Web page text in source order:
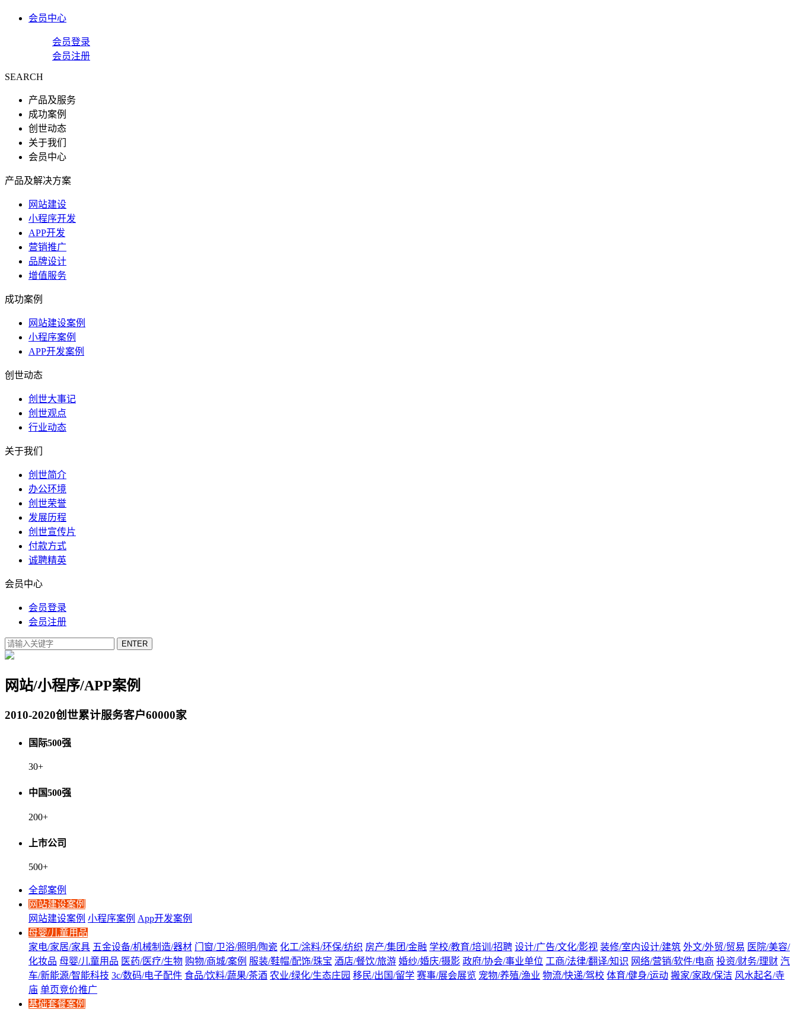
会员中心
会员登录
会员注册
SEARCH
产品及服务
成功案例
创世动态
关于我们
会员中心
产品及解决方案
网站建设
小程序开发
APP开发
营销推广
品牌设计
增值服务
成功案例
网站建设案例
小程序案例
APP开发案例
创世动态
创世大事记
创世观点
行业动态
关于我们
创世简介
办公环境
创世荣誉
发展历程
创世宣传片
付款方式
诚聘精英
会员中心
会员登录
会员注册
网站/小程序/APP案例
2010-2020创世累计服务客户60000家
国际500强
30+
中国500强
200+
上市公司
500+
全部案例
网站建设案例
网站建设案例 小程序案例 App开发案例
母婴/儿童用品
家电/家居/家具 五金设备/机械制造/器材 门窗/卫浴/照明/陶瓷 化工/涂料/环保/纺织 房产/集团/金融 学校/教育/培训/招聘 设计/广告/文化/影视 装修/室内设计/建筑 外文/外贸/贸易 医院/美容/
化妆品 母婴/儿童用品 医药/医疗/生物 购物/商城/案例 服装/鞋帽/配饰/珠宝 酒店/餐饮/旅游 婚纱/婚庆/摄影 政府/协会/事业单位 工商/法律/翻译/知识 网络/营销/软件/电商 投资/财务/理财 汽
车/新能源/智能科技 3c/数码/电子配件 食品/饮料/蔬果/茶酒 农业/绿化/生态庄园 移民/出国/留学 赛事/展会展览 宠物/养殖/渔业 物流/快递/驾校 体育/健身/运动 搬家/家政/保洁 风水起名/寺
庙 单页竞价推广
基础套餐案例